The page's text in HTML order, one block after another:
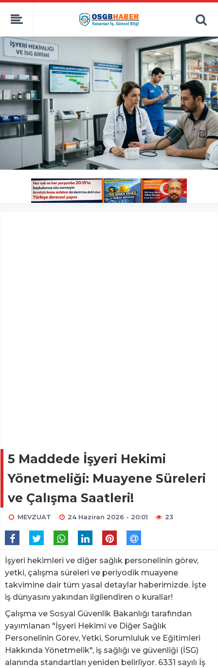
5 Maddede İşyeri Hekimi
Yönetmeliği: Muayene Süreleri
ve Çalışma Saatleri!
MEVZUAT 24 Haziran 2026 - 20:01 23
İşyeri hekimleri ve diğer sağlık personelinin görev,
yetki, çalışma süreleri ve periyodik muayene
takvimine dair tüm yasal detaylar haberimizde. İşte
iş dünyasını yakından ilgilendiren o kurallar!
Çalışma ve Sosyal Güvenlik Bakanlığı tarafından
yayımlanan "İşyeri Hekimi ve Diğer Sağlık
Personelinin Görev, Yetki, Sorumluluk ve Eğitimleri
Hakkında Yönetmelik", iş sağlığı ve güvenliği (İSG)
alanında standartları yeniden belirliyor. 6331 sayılı İş